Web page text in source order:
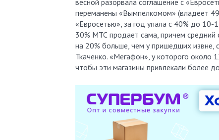
переманены «Вымпелкомом» (владеет
«Евросетью», за год упала с 40% до
30% МТС продает сама, причем средний
на 20% больше, чем у пришедших
Ткаченко. «Мегафон», у которого около
чтобы эти магазины привлекали более